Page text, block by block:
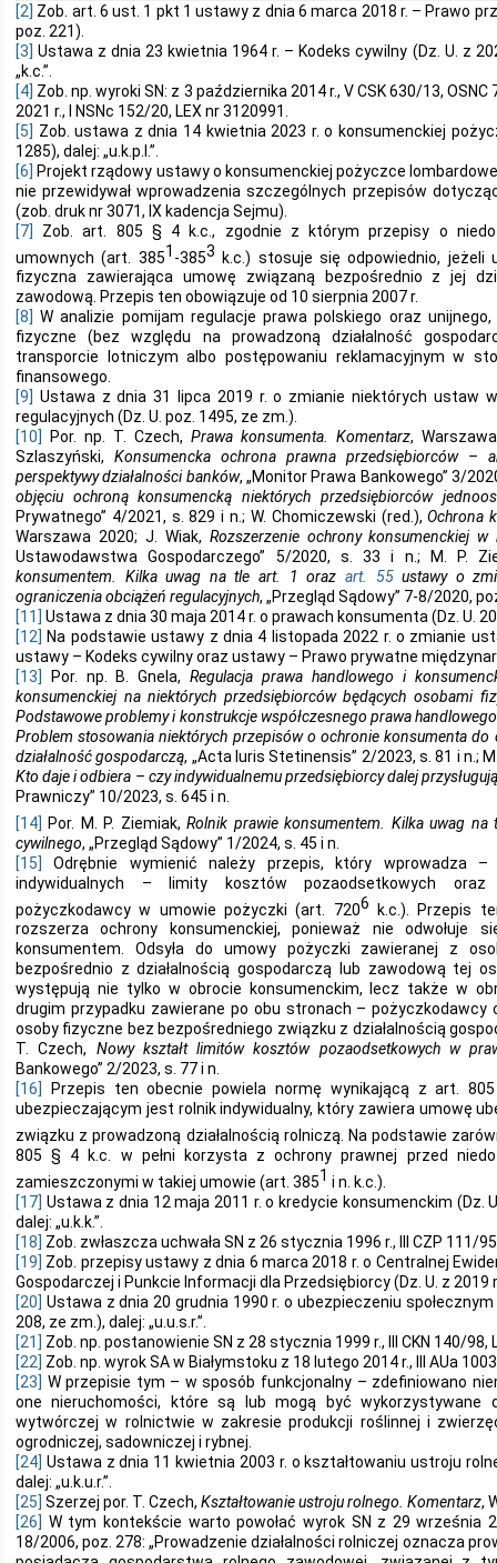
[2] Zob. art. 6 ust. 1 pkt 1 ustawy z dnia 6 marca 2018 r. – Prawo
poz. 221).
[3] Ustawa z dnia 23 kwietnia 1964 r. – Kodeks cywilny (Dz. U. z
„k.c.”.
[4] Zob. np. wyroki SN: z 3 października 2014 r., V CSK 630/13,
2021 r., I NSNc 152/20, LEX nr 3120991.
[5] Zob. ustawa z dnia 14 kwietnia 2023 r. o konsumenckiej
1285), dalej: „u.k.p.l.”.
[6] Projekt rządowy ustawy o konsumenckiej pożyczce
nie przewidywał wprowadzenia szczególnych przepisów
(zob. druk nr 3071, IX kadencja Sejmu).
[7]
Zob. art. 805 § 4 k.c., zgodnie z którym przepisy o
umownych (art. 3851 -3853 k.c.) stosuje się odpowiednio, jeżeli
fizyczna zawierająca umowę związaną bezpośrednio z jej
zawodową. Przepis ten obowiązuje od 10 sierpnia 2007 r.
[8] W analizie pomijam regulacje prawa polskiego oraz
fizyczne (bez względu na prowadzoną działalność
transporcie lotniczym albo postępowaniu reklamacyjnym w
finansowego.
[9] Ustawa z dnia 31 lipca 2019 r. o zmianie niektórych ustaw
regulacyjnych (Dz. U. poz. 1495, ze zm.).
[10]
Por. np. T. Czech, Prawa konsumenta. Komentarz,
Szlaszyński, Konsumencka ochrona prawna przedsiębiorców –
perspektywy działalności banków, „Monitor Prawa Bankowego” 3/
objęciu ochroną konsumencką niektórych przedsiębiorców
Prywatnego” 4/2021, s. 829 i n.; W. Chomiczewski (red.),Ochrona
Warszawa 2020; J. Wiak, Rozszerzenie ochrony konsumenckiej w
Ustawodawstwa Gospodarczego” 5/2020, s. 33 i n.; M. P.
konsumentem. Kilka uwag na tle art. 1 oraz art. 55ustawy o
ograniczenia obciążeń regulacyjnych, „Przegląd Sądowy” 7-8/2020,
[11] Ustawa z dnia 30 maja 2014 r. o prawach konsumenta (Dz. U.
[12] Na podstawie ustawy z dnia 4 listopada 2022 r. o zmianie
ustawy – Kodeks cywilny oraz ustawy – Prawo prywatne
[13]
Por. np. B. Gnela,Regulacja prawa handlowego i
konsumenckiej na niektórych przedsiębiorców będących osobami
Podstawowe problemy i konstrukcje współczesnego prawa handlowego
Problem stosowania niektórych przepisów o ochronie konsumenta do
działalność gospodarczą, „Acta Iuris Stetinensis” 2/2023, s. 81 i n.;
Kto daje i odbiera – czy indywidualnemu przedsiębiorcy dalej
Prawniczy” 10/2023, s. 645 i n.
[14] Por. M. P. Ziemiak,Rolnik prawie konsumentem. Kilka uwag na
cywilnego, „Przegląd Sądowy” 1/2024, s. 45 i n.
[15]
Odrębnie wymienić należy przepis, który wprowadza
indywidualnych – limity kosztów pozaodsetkowych
pożyczkodawcy w umowie pożyczki (art. 7206 k.c.). Przepis
rozszerza ochrony konsumenckiej, ponieważ nie odwołuje
konsumentem. Odsyła do umowy pożyczki zawieranej z
bezpośrednio z działalnością gospodarczą lub zawodową tej
występują nie tylko w obrocie konsumenckim, lecz także w
drugim przypadku zawierane po obu stronach – pożyczkodawcy
osoby fizyczne bez bezpośredniego związku z działalnością
T. Czech, Nowy kształt limitów kosztów pozaodsetkowych w
Bankowego” 2/2023, s. 77 i n.
[16]
Przepis ten obecnie powiela normę wynikającą z art.
ubezpieczającym jest rolnik indywidualny, który zawiera umowę
związku z prowadzoną działalnością rolniczą. Na podstawie
805 § 4 k.c. w pełni korzysta z ochrony prawnej przed
zamieszczonymi w takiej umowie (art. 3851 i n. k.c.).
[17] Ustawa z dnia 12 maja 2011 r. o kredycie konsumenckim (Dz.
dalej: „u.k.k.”.
[18] Zob. zwłaszcza uchwała SN z 26 stycznia 1996 r., III CZP 111/
[19] Zob. przepisy ustawy z dnia 6 marca 2018 r. o Centralnej
Gospodarczej i Punkcie Informacji dla Przedsiębiorcy (Dz. U. z 2019
[20] Ustawa z dnia 20 grudnia 1990 r. o ubezpieczeniu społecznym
208, ze zm.), dalej: „u.u.s.r.”.
[21] Zob. np. postanowienie SN z 28 stycznia 1999 r., III CKN 140/98,
[22] Zob. np. wyrok SA w Białymstoku z 18 lutego 2014 r., III AUa
[23] W przepisie tym – w sposób funkcjonalny – zdefiniowano
one nieruchomości, które są lub mogą być wykorzystywane
wytwórczej w rolnictwie w zakresie produkcji roślinnej i
ogrodniczej, sadowniczej i rybnej.
[24] Ustawa z dnia 11 kwietnia 2003 r. o kształtowaniu ustroju
dalej: „u.k.u.r.”.
[25] Szerzej por. T. Czech, Kształtowanie ustroju rolnego. Komentarz,
[26] W tym kontekście warto powołać wyrok SN z 29 września
18/2006, poz. 278: „Prowadzenie działalności rolniczej oznacza